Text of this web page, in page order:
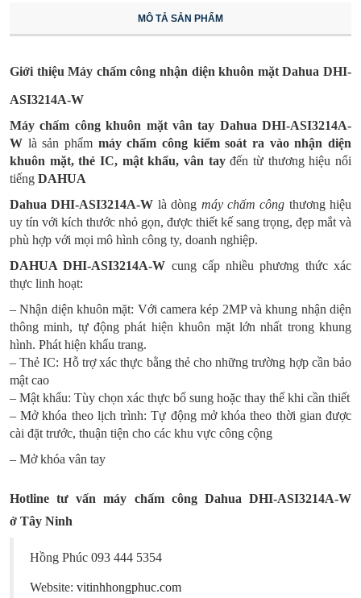
MÔ TẢ SẢN PHẨM
Giới thiệu Máy chấm công nhận diện khuôn mặt Dahua DHI-
ASI3214A-W
Máy chấm công khuôn mặt vân tay Dahua DHI-ASI3214A-
W là sản phẩm máy chấm công kiểm soát ra vào nhận diện
khuôn mặt, thẻ IC, mật khẩu, vân tayđến từ thương hiệu nổi
tiếng DAHUA
Dahua DHI-ASI3214A-W là dòng máy chấm công thương hiệu
uy tín với kích thước nhỏ gọn, được thiết kế sang trọng, đẹp mắt và
phù hợp với mọi mô hình công ty, doanh nghiệp.
DAHUADHI-ASI3214A-W cung cấp nhiều phương thức xác
thực linh hoạt:
– Nhận diện khuôn mặt: Với camera kép 2MP và khung nhận diện
thông minh, tự động phát hiện khuôn mặt lớn nhất trong khung
hình. Phát hiện khẩu trang.
– Thẻ IC: Hỗ trợ xác thực bằng thẻ cho những trường hợp cần bảo
mật cao
– Mật khẩu: Tùy chọn xác thực bổ sung hoặc thay thế khi cần thiết
– Mở khóa theo lịch trình: Tự động mở khóa theo thời gian được
cài đặt trước, thuận tiện cho các khu vực công cộng
– Mở khóa vân tay
Hotline tư vấn máy chấm công Dahua DHI-ASI3214A-W
ở Tây Ninh
Hồng Phúc 093 444 5354
Website: vitinhhongphuc.com